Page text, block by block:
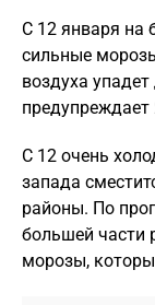
С 12 января на
сильные
воздуха
С 12 очень
запада
районы. По
большей части
морозы,